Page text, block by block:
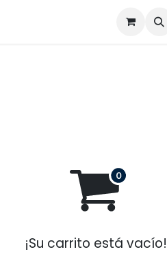
Eventos
¡Su carrito está vacío!